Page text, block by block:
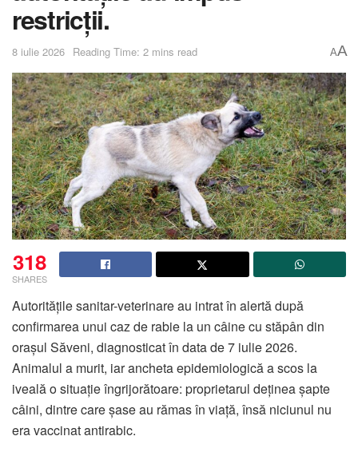
restricții.
8 iulie 2026 Reading Time: 2 mins read AA
318
SHARES
Autoritățile sanitar-veterinare au intrat în alertă după
confirmarea unui caz de rabie la un câine cu stăpân din
orașul Săveni, diagnosticat în data de 7 iulie 2026.
Animalul a murit, iar ancheta epidemiologică a scos la
iveală o situație îngrijorătoare: proprietarul deținea șapte
câini, dintre care șase au rămas în viață, însă niciunul nu
era vaccinat antirabic.